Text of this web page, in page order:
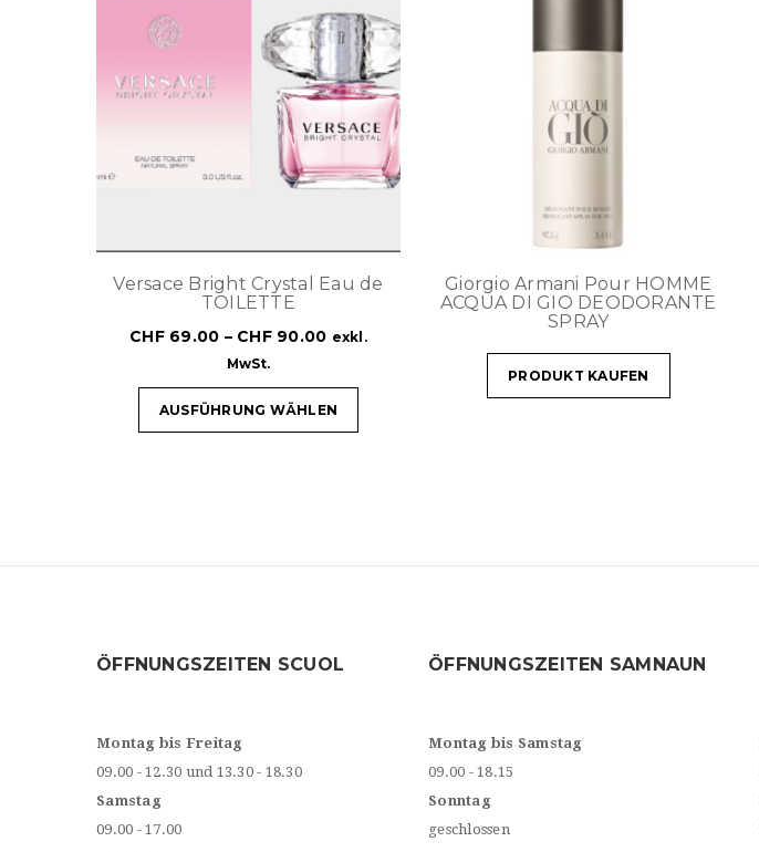
Versace Bright Crystal Eau de
TOILETTE
CHF69.00 – CHF90.00 exkl.
MwSt.
AUSFÜHRUNG WÄHLEN
Giorgio Armani Pour HOMME
ACQUA DI GIO DEODORANTE
SPRAY
PRODUKT KAUFEN
ÖFFNUNGSZEITEN SCUOL
Montag bis Freitag
09.00 - 12.30 und 13.30 - 18.30
Samstag
09.00 - 17.00
ÖFFNUNGSZEITEN SAMNAUN
Montag bis Samstag
09.00 - 18.15
Sonntag
geschlossen